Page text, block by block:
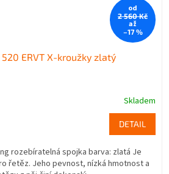
od
2 560 Kč
až
–17 %
ERVT X-kroužky zlatý
Skladem
DETAIL
rozebíratelná spojka barva: zlatá Je
řetěz. Jeho pevnost, nízká hmotnost a